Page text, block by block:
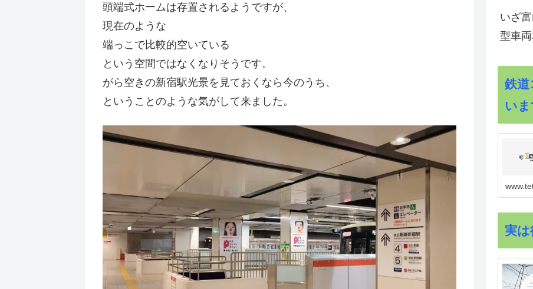
頭端式ホームは存置されるようですが、
現在のような
端っこで比較的空いている
という空間ではなくなりそうです。
がら空きの新宿駅光景を見ておくなら今のうち、
ということのような気がして来ました。
いざ
型車
鉄道
い
実